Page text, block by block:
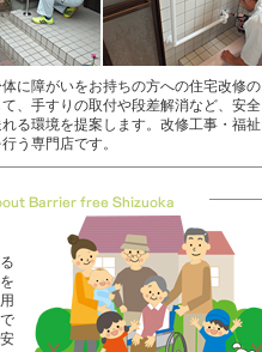
た！
で
に障がいをお持ちの方への住宅改修の
、手すりの取付や段差解消など、安全
る環境を提案します。改修工事・福祉
う専門店です。